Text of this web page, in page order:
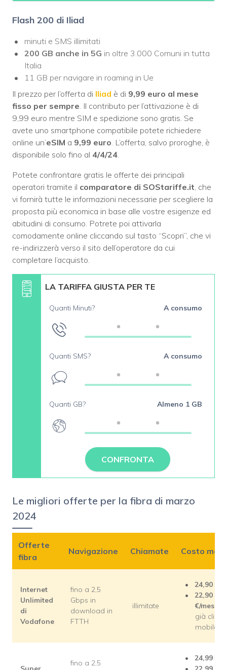
Flash 200 di Iliad
minuti e SMS illimitati
200 GB anche in 5G in oltre 3.000 Comuni in tutta
Italia
11 GB per navigare in roaming in Ue
Il prezzo per l’offerta di Iliad è di 9,99 euro al mese
fisso per sempre . Il contributo per l’attivazione è di
9,99 euro mentre SIM e spedizione sono gratis. Se
avete uno smartphone compatibile potete richiedere
online un’eSIM a 9,99 euro . L’offerta, salvo proroghe, è
disponibile solo fino al 4/4/24
Potete confrontare gratis le offerte dei principali
operatori tramite il comparatore di SOStariffe.it , che
vi fornirà tutte le informazioni necessarie per scegliere la
proposta più economica in base alle vostre esigenze ed
abitudini di consumo. Potrete poi attivarla
comodamente online cliccando sul tasto “Scopri”, che vi
re-indirizzerà verso il sito dell’operatore da cui
completare l’acquisto.
LA TARIFFA GIUSTA PER TE
Quanti Minuti? A consumo
Quanti SMS? A consumo
Quanti GB? Almeno 1 GB
CONFRONTA
Le migliori offerte per la fibra di marzo
2024
Offerte
fibra
Navigazione Chiamate Costo
Internet
Unlimited
di
Vodafone
fino a 2,5
Gbps in
download in
FTTH
illimitate
24,90
22,90
€/mese
già clienti
mobile
fino a 2,5
24,99